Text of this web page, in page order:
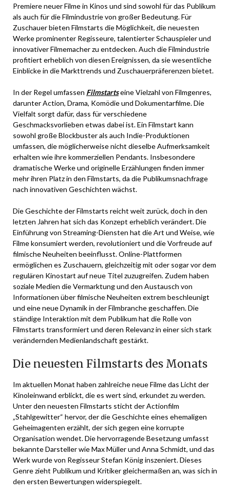
Premiere neuer Filme in Kinos und sind sowohl für das Publikum
als auch für die Filmindustrie von großer Bedeutung. Für
Zuschauer bieten Filmstarts die Möglichkeit, die neuesten
Werke prominenter Regisseure, talentierter Schauspieler und
innovativer Filmemacher zu entdecken. Auch die Filmindustrie
profitiert erheblich von diesen Ereignissen, da sie wesentliche
Einblicke in die Markttrends und Zuschauerpräferenzen bietet.
In der Regel umfassen Filmstartseine Vielzahl von Filmgenres,
darunter Action, Drama, Komödie und Dokumentarfilme. Die
Vielfalt sorgt dafür, dass für verschiedene
Geschmacksvorlieben etwas dabei ist. Ein Filmstart kann
sowohl große Blockbuster als auch Indie-Produktionen
umfassen, die möglicherweise nicht dieselbe Aufmerksamkeit
erhalten wie ihre kommerziellen Pendants. Insbesondere
dramatische Werke und originelle Erzählungen finden immer
mehr ihren Platz in den Filmstarts, da die Publikumsnachfrage
nach innovativen Geschichten wächst.
Die Geschichte der Filmstarts reicht weit zurück, doch in den
letzten Jahren hat sich das Konzept erheblich verändert. Die
Einführung von Streaming-Diensten hat die Art und Weise, wie
Filme konsumiert werden, revolutioniert und die Vorfreude auf
filmische Neuheiten beeinflusst. Online-Plattformen
ermöglichen es Zuschauern, gleichzeitig mit oder sogar vor dem
regulären Kinostart auf neue Titel zuzugreifen. Zudem haben
soziale Medien die Vermarktung und den Austausch von
Informationen über filmische Neuheiten extrem beschleunigt
und eine neue Dynamik in der Filmbranche geschaffen. Die
ständige Interaktion mit dem Publikum hat die Rolle von
Filmstarts transformiert und deren Relevanz in einer sich stark
verändernden Medienlandschaft gestärkt.
Die neuesten Filmstarts des Monats
Im aktuellen Monat haben zahlreiche neue Filme das Licht der
Kinoleinwand erblickt, die es wert sind, erkundet zu werden.
Unter den neuesten Filmstarts sticht der Actionfilm
„Stahlgewitter“ hervor, der die Geschichte eines ehemaligen
Geheimagenten erzählt, der sich gegen eine korrupte
Organisation wendet. Die hervorragende Besetzung umfasst
bekannte Darsteller wie Max Müller und Anna Schmidt, und das
Werk wurde von Regisseur Stefan König inszeniert. Dieses
Genre zieht Publikum und Kritiker gleichermaßen an, was sich in
den ersten Bewertungen widerspiegelt.